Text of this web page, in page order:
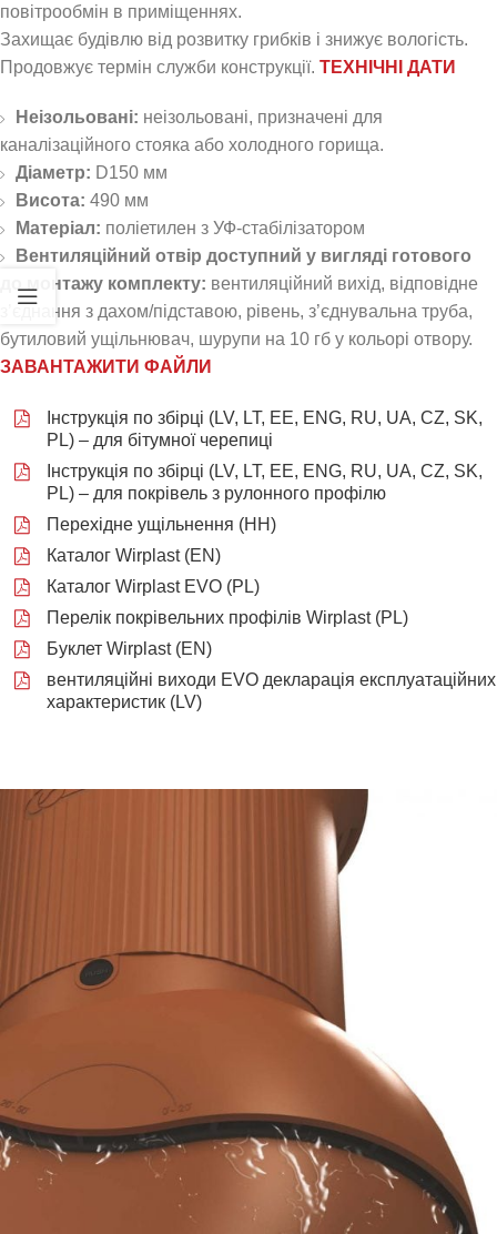
повітрообмін в приміщеннях.
Захищає будівлю від розвитку грибків і знижує вологість.
Продовжує термін служби конструкції. ТЕХНІЧНІ ДАТИ
Неізольовані: неізольовані, призначені для
каналізаційного стояка або холодного горища.
Діаметр: D150 мм
Висота: 490 мм
Матеріал: поліетилен з УФ-стабілізатором
Вентиляційний отвір доступний у вигляді готового
до монтажу комплекту: вентиляційний вихід, відповідне
з’єднання з дахом/підставою, рівень, з’єднувальна труба,
бутиловий ущільнювач, шурупи на 10 гб у кольорі отвору.
ЗАВАНТАЖИТИ ФАЙЛИ
Інструкція по збірці (LV, LT, EE, ENG, RU, UA, CZ, SK,
PL) – для бітумної черепиці
Інструкція по збірці (LV, LT, EE, ENG, RU, UA, CZ, SK,
PL) – для покрівель з рулонного профілю
Перехідне ущільнення (НН)
Каталог Wirplast (EN)
Каталог Wirplast EVO (PL)
Перелік покрівельних профілів Wirplast (PL)
Буклет Wirplast (EN)
вентиляційні виходи EVO декларація експлуатаційних
характеристик (LV)